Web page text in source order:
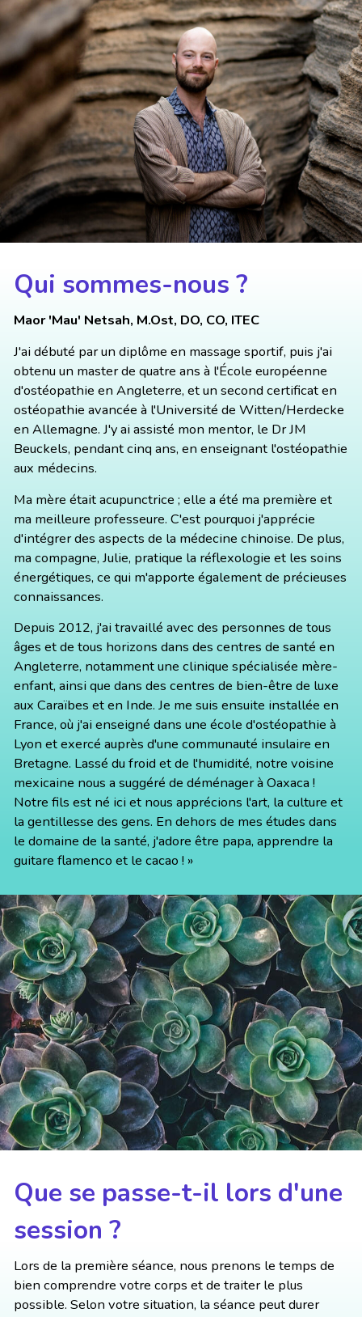
Qui sommes-nous ?
Maor 'Mau' Netsah, M.Ost, DO, CO, ITEC
J'ai débuté par un diplôme en massage sportif, puis j'ai
obtenu un master de quatre ans à l'École européenne
d'ostéopathie en Angleterre, et un second certificat en
ostéopathie avancée à l'Université de Witten/Herdecke
en Allemagne. J'y ai assisté mon mentor, le Dr JM
Beuckels, pendant cinq ans, en enseignant l'ostéopathie
aux médecins.
Ma mère était acupunctrice ; elle a été ma première et
ma meilleure professeure. C'est pourquoi j'apprécie
d'intégrer des aspects de la médecine chinoise. De plus,
ma compagne, Julie, pratique la réflexologie et les soins
énergétiques, ce qui m'apporte également de précieuses
connaissances.
Depuis 2012, j'ai travaillé avec des personnes de tous
âges et de tous horizons dans des centres de santé en
Angleterre, notamment une clinique spécialisée mère-
enfant, ainsi que dans des centres de bien-être de luxe
aux Caraïbes et en Inde. Je me suis ensuite installée en
France, où j'ai enseigné dans une école d'ostéopathie à
Lyon et exercé auprès d'une communauté insulaire en
Bretagne. Lassé du froid et de l'humidité, notre voisine
mexicaine nous a suggéré de déménager à Oaxaca !
Notre fils est né ici et nous apprécions l'art, la culture et
la gentillesse des gens. En dehors de mes études dans
le domaine de la santé, j'adore être papa, apprendre la
guitare flamenco et le cacao ! »
Que se passe-t-il lors d'une
session ?
Lors de la première séance, nous prenons le temps de
bien comprendre votre corps et de traiter le plus
possible. Selon votre situation, la séance peut durer